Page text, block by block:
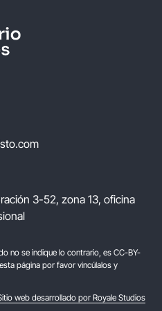
3-52, zona 13, oficina
no se indique lo contrario, es CC-BY-
página por favor vincúlalos y
web desarrollado por Royale Studios